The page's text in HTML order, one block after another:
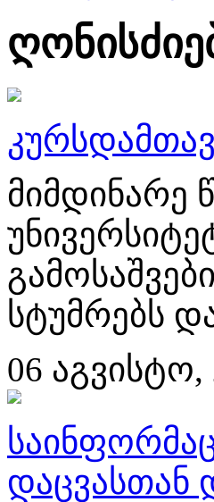
მიმდინარე
სტუმრებს
06 აგვისტო,
დაცვასთან